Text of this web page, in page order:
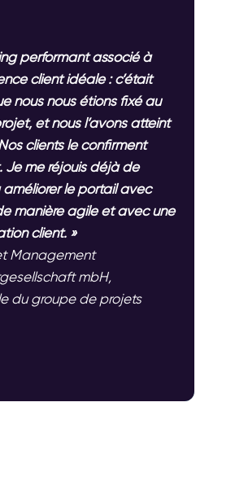
performant associé à
client idéale : c’était
nous nous étions fixé au
et nous l’avons atteint
clients le confirment
Je me réjouis déjà de
le portail avec
manière agile et avec une
client. »
Management
mbH,
du groupe de projets